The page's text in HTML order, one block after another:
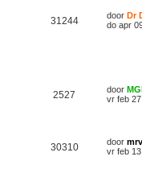
31244 door Dr
do apr
2527 door
vr feb
30310 door
vr feb